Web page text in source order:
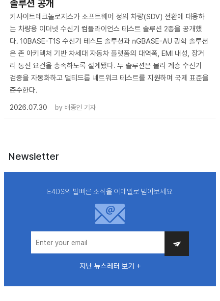
솔루션 공개
키사이트테크놀로지스가 소프트웨어 정의 차량(SDV) 전환에 대응하
는 차량용 이더넷 수신기 컴플라이언스 테스트 솔루션 2종을 공개했
다. 10BASE-T1S 수신기 테스트 솔루션과 nGBASE-AU 광학 솔루션
은 존 아키텍처 기반 차세대 자동차 플랫폼의 대역폭, EMI 내성, 장거
리 통신 요건을 충족하도록 설계됐다. 두 솔루션은 물리 계층 수신기
검증을 자동화하고 멀티드롭 네트워크 테스트를 지원하며 국제 표준을
준수한다.
2026.07.30
by 배종인 기자
Newsletter
E4DS의 발빠른 소식을 이메일로 받아보세요
지난 뉴스레터 보기 +